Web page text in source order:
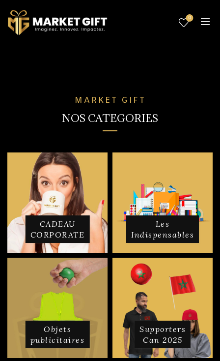
0
MARKET GIFT
NOS CATEGORIES
CADEAU
CORPORATE
Les
Indispensables
Objets
publicitaires
Supporters
Can 2025